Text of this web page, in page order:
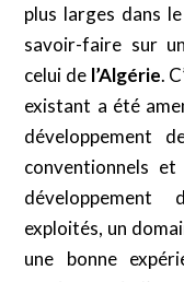
plus larges dans
savoir-faire sur
celui de l’Algérie.
existant a été
développement
conventionnels
développement
exploités, un
une bonne